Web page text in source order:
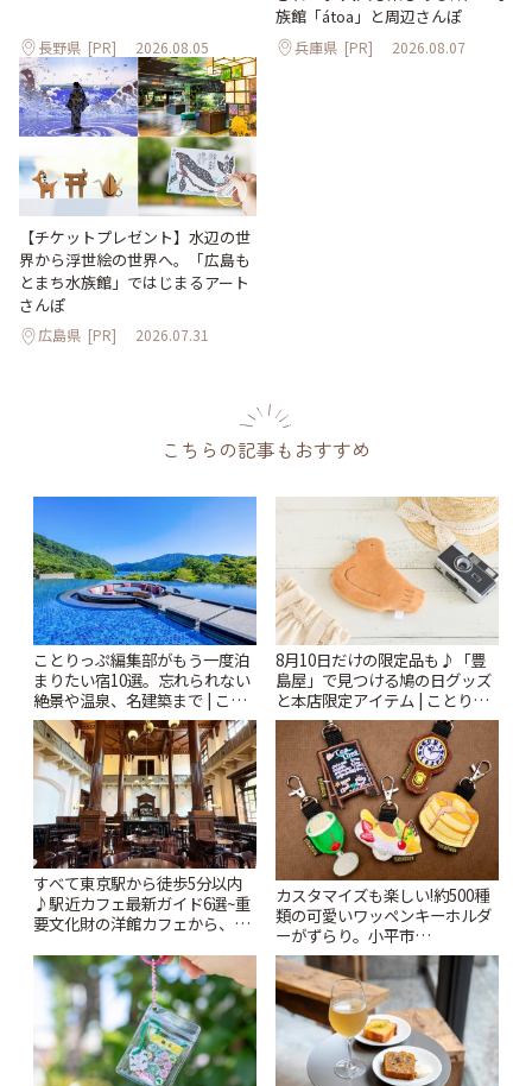
長野県 [PR] 2026.08.05
族館「átoa」と周辺さんぽ
兵庫県 [PR] 2026.08.07
【チケットプレゼント】水辺の世
界から浮世絵の世界へ。「広島も
とまち水族館」ではじまるアート
さんぽ
広島県 [PR] 2026.07.31
こちらの記事もおすすめ
ことりっぷ編集部がもう一度泊
まりたい宿10選。忘れられない
絶景や温泉、名建築まで | こと
りっぷ
8月10日だけの限定品も♪「豊
島屋」で見つける鳩の日グッズ
と本店限定アイテム | ことりっ
ぷ
すべて東京駅から徒歩5分以内
♪駅近カフェ最新ガイド6選~重
要文化財の洋館カフェから、改
りっぷ
カスタマイズも楽しい!約500種
類の可愛いワッペンキーホルダ
ーがずらり。小平市
「Kimamaya T&K」 | ことりっ
ぷ